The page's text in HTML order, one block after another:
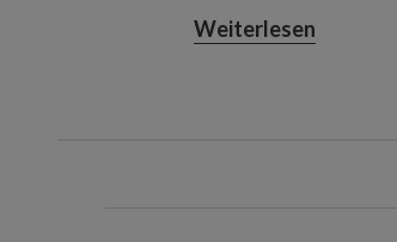
Geeignet für
Weiterlesen